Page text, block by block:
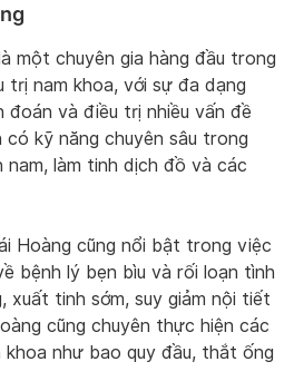
một chuyên gia hàng đầu trong
nam khoa, với sự đa dạng
đoán và điều trị nhiều vấn đề
có kỹ năng chuyên sâu trong
nam, làm tinh dịch đồ và các
Hoàng cũng nổi bật trong việc
bệnh lý bẹn bìu và rối loạn tình
xuất tinh sớm, suy giảm nội tiết
cũng chuyên thực hiện các
khoa như bao quy đầu, thắt ống